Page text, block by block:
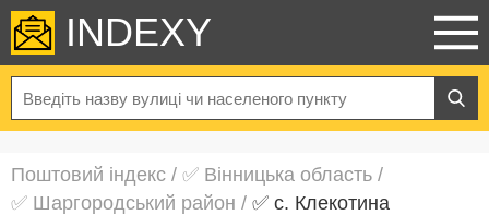
INDEXY
Поштовий індекс / ✅ Вінницька область /
✅ Шаргородський район / ✅ с. Клекотина